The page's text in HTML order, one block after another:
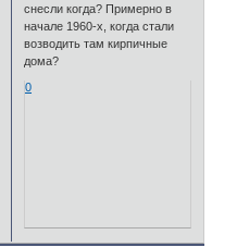
снесли когда? Примерно в
начале 1960-х, когда стали
возводить там кирпичные
дома?
0